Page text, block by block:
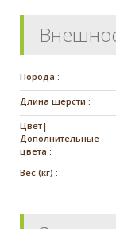
Порода :
Длина шерсти :
Цвет|
Дополнительные
цвета :
Вес (кг) :